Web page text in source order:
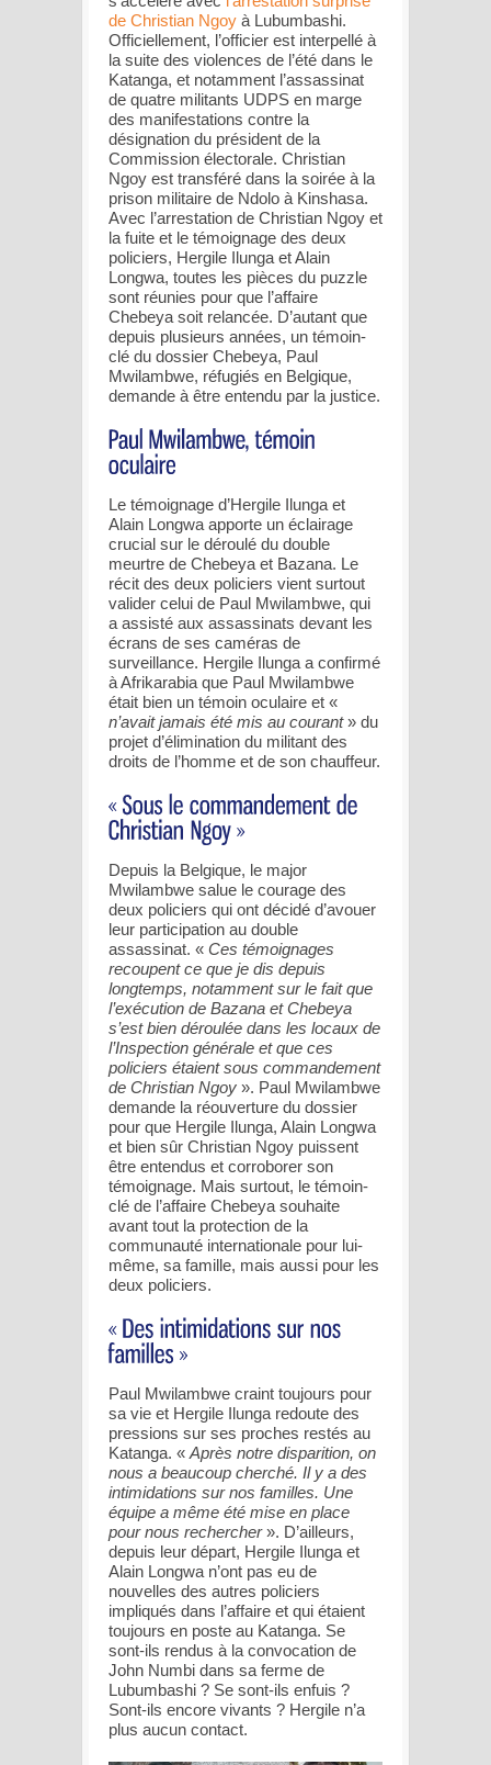
de Christian Ngoy à Lubumbashi.
Officiellement, l’officier est interpellé à
la suite des violences de l’été dans le
Katanga, et notamment l’assassinat
de quatre militants UDPS en marge
des manifestations contre la
désignation du président de la
Commission électorale. Christian
Ngoy est transféré dans la soirée à la
prison militaire de Ndolo à Kinshasa.
Avec l’arrestation de Christian Ngoy et
la fuite et le témoignage des deux
policiers, Hergile Ilunga et Alain
Longwa, toutes les pièces du puzzle
sont réunies pour que l’affaire
Chebeya soit relancée. D’autant que
depuis plusieurs années, un témoin-
clé du dossier Chebeya, Paul
Mwilambwe, réfugiés en Belgique,
demande à être entendu par la justice.
Le témoignage d’Hergile Ilunga et
Alain Longwa apporte un éclairage
crucial sur le déroulé du double
meurtre de Chebeya et Bazana. Le
récit des deux policiers vient surtout
valider celui de Paul Mwilambwe, qui
a assisté aux assassinats devant les
écrans de ses caméras de
surveillance. Hergile Ilunga a confirmé
à Afrikarabia que Paul Mwilambwe
était bien un témoin oculaire et «
n’avait jamais été mis au courant» du
projet d’élimination du militant des
droits de l’homme et de son chauffeur.
Depuis la Belgique, le major
Mwilambwe salue le courage des
deux policiers qui ont décidé d’avouer
leur participation au double
assassinat. « Ces témoignages
recoupent ce que je dis depuis
longtemps, notamment sur le fait que
l’exécution de Bazana et Chebeya
s’est bien déroulée dans les locaux de
l’Inspection générale et que ces
policiers étaient sous commandement
de Christian Ngoy ». Paul Mwilambwe
demande la réouverture du dossier
pour que Hergile Ilunga, Alain Longwa
et bien sûr Christian Ngoy puissent
être entendus et corroborer son
témoignage. Mais surtout, le témoin-
clé de l’affaire Chebeya souhaite
avant tout la protection de la
communauté internationale pour lui-
même, sa famille, mais aussi pour les
deux policiers.
Paul Mwilambwe craint toujours pour
sa vie et Hergile Ilunga redoute des
pressions sur ses proches restés au
Katanga. « Après notre disparition, on
nous a beaucoup cherché. Il y a des
intimidations sur nos familles. Une
équipe a même été mise en place
pour nous rechercher». D’ailleurs,
depuis leur départ, Hergile Ilunga et
Alain Longwa n’ont pas eu de
nouvelles des autres policiers
impliqués dans l’affaire et qui étaient
toujours en poste au Katanga. Se
sont-ils rendus à la convocation de
John Numbi dans sa ferme de
Lubumbashi ? Se sont-ils enfuis ?
Sont-ils encore vivants ? Hergile n’a
plus aucun contact.